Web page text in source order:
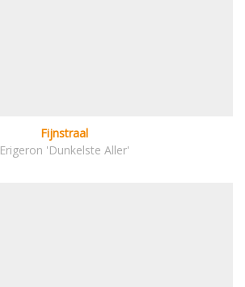
Fijnstraal
Erigeron 'Dunkelste Aller'